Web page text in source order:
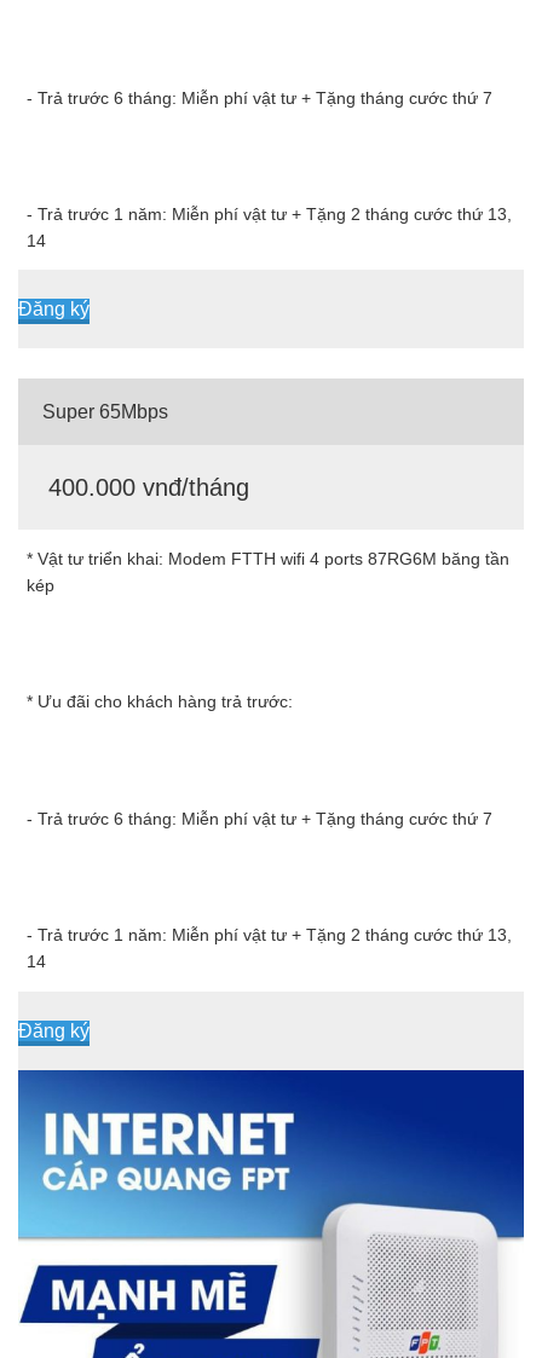
- Trả trước 6 tháng: Miễn phí vật tư + Tặng tháng cước thứ 7
- Trả trước 1 năm: Miễn phí vật tư + Tặng 2 tháng cước thứ 13,
14
Đăng ký
Super 65Mbps
400.000 vnđ/tháng
* Vật tư triển khai: Modem FTTH wifi 4 ports 87RG6M băng tần
kép
* Ưu đãi cho khách hàng trả trước:
- Trả trước 6 tháng: Miễn phí vật tư + Tặng tháng cước thứ 7
- Trả trước 1 năm: Miễn phí vật tư + Tặng 2 tháng cước thứ 13,
14
Đăng ký